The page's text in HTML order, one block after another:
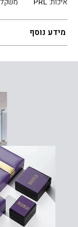
מידע נוסף